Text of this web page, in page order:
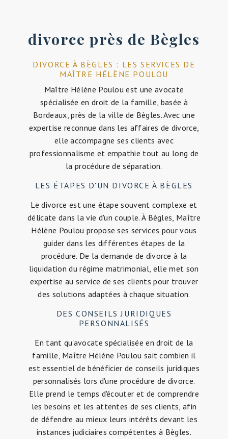
divorce près de Bègles
DIVORCE À BÈGLES : LES SERVICES DE
MAÎTRE HÉLÈNE POULOU
Maître Hélène Poulou est une avocate
spécialisée en droit de la famille, basée à
Bordeaux, près de la ville de Bègles. Avec une
expertise reconnue dans les affaires de divorce,
elle accompagne ses clients avec
professionnalisme et empathie tout au long de
la procédure de séparation.
LES ÉTAPES D'UN DIVORCE À BÈGLES
Le divorce est une étape souvent complexe et
délicate dans la vie d'un couple. À Bègles, Maître
Hélène Poulou propose ses services pour vous
guider dans les différentes étapes de la
procédure. De la demande de divorce à la
liquidation du régime matrimonial, elle met son
expertise au service de ses clients pour trouver
des solutions adaptées à chaque situation.
DES CONSEILS JURIDIQUES
PERSONNALISÉS
En tant qu'avocate spécialisée en droit de la
famille, Maître Hélène Poulou sait combien il
est essentiel de bénéficier de conseils juridiques
personnalisés lors d'une procédure de divorce.
Elle prend le temps d'écouter et de comprendre
les besoins et les attentes de ses clients, afin
de défendre au mieux leurs intérêts devant les
instances judiciaires compétentes à Bègles.